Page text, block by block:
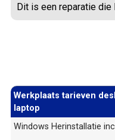
Dit is een reparatie die
Werkplaats tarieven
laptop
Windows Herinstallatie